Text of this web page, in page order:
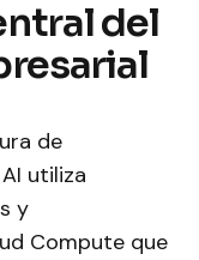
del
de
utiliza
y
Compute que